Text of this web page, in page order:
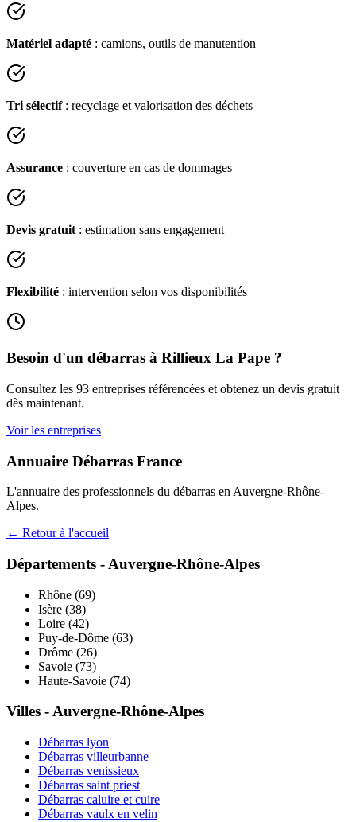
Matériel adapté : camions, outils de manutention
Tri sélectif: recyclage et valorisation des déchets
Assurance : couverture en cas de dommages
Devis gratuit : estimation sans engagement
Flexibilité : intervention selon vos disponibilités
Besoin d'un débarras à Rillieux La Pape ?
Consultez les 93 entreprises référencées et obtenez un devis gratuit
dès maintenant.
Voir les entreprises
Annuaire Débarras France
L'annuaire des professionnels du débarras en Auvergne-Rhône-
Alpes.
← Retour à l'accueil
Départements - Auvergne-Rhône-Alpes
Rhône (69)
Isère (38)
Loire (42)
Puy-de-Dôme (63)
Drôme (26)
Savoie (73)
Haute-Savoie (74)
Villes -Auvergne-Rhône-Alpes
Débarras lyon
Débarras villeurbanne
Débarras venissieux
Débarras saint priest
Débarras caluire et cuire
Débarras vaulx en velin